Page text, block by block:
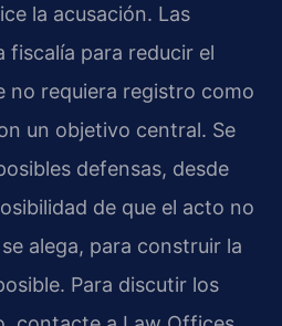
la acusación. Las
fiscalía para reducir el
no requiera registro como
un objetivo central. Se
defensas, desde
de que el acto no
alega, para construir la
Para discutir los